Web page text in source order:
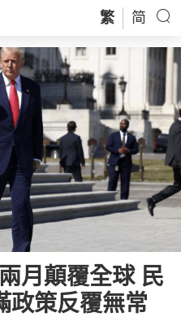
繁 简
月顛覆全球 民
政策反覆無常